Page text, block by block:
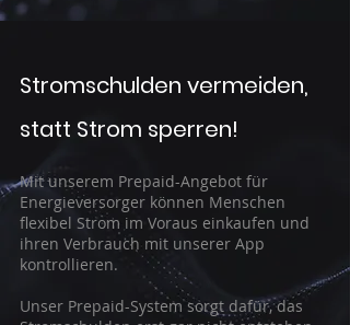
Stromschulden vermeiden,
statt Strom sperren!
Mit unserem Prepaid-Angebot für
Energieversorger können Menschen
flexibel Strom im Voraus einkaufen und
ihren Verbrauch mit unserer App
kontrollieren.
Unser Prepaid-System sorgt dafür, das